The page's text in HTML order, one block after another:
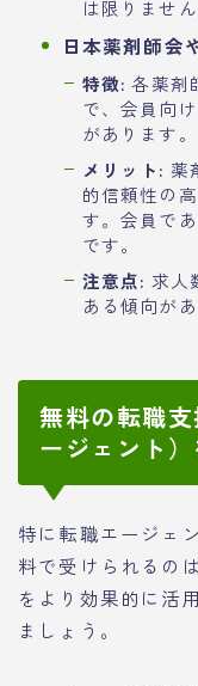
は限りません
日本薬剤師会
特徴: 各薬剤
で、会員向
があります。
メリット: 薬
的信頼性の
す。会員で
です。
注意点: 求人
ある傾向があ
無料の転職
ージェント
特に転職エージェ
料で受けられるの
をより効果的に活
ましょう。